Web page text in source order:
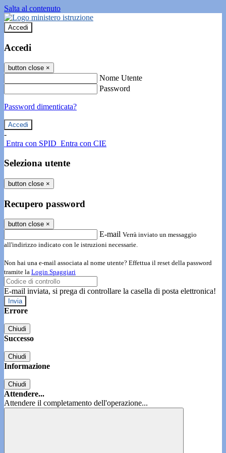
Salta al contenuto
Accedi
Accedi
button close ×
Nome Utente
Password
Password dimenticata?
-
Entra con SPID Entra con CIE
Seleziona utente
button close ×
Recupero password
button close ×
E-mail Verrà inviato un messaggio
all'indirizzo indicato con le istruzioni necessarie.
Non hai una e-mail associata al nome utente? Effettua il reset della password
tramite la Login Spaggiari
E-mail inviata, si prega di controllare la casella di posta elettronica!
Errore
Chiudi
Successo
Chiudi
Informazione
Chiudi
Attendere...
Attendere il completamento dell'operazione...